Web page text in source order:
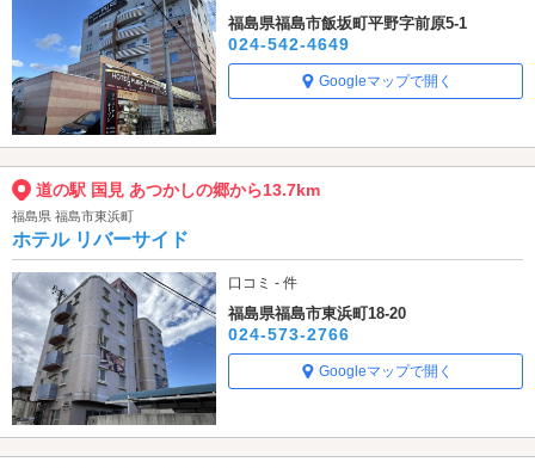
福島県福島市飯坂町平野字前原5-1
024-542-4649
Googleマップで開く
道の駅 国見 あつかしの郷から13.7km
福島県 福島市東浜町
ホテル リバーサイド
口コミ - 件
福島県福島市東浜町18-20
024-573-2766
Googleマップで開く